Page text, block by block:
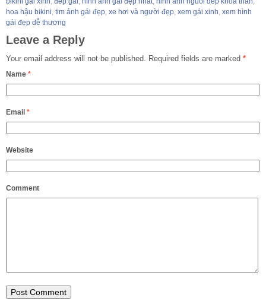
hoa hậu bikini, tim ảnh gái đẹp, xe hơi và người đẹp, xem gái xinh, xem hình
gái đẹp dễ thương
Leave a Reply
Your email address will not be published. Required fields are marked *
Name *
Email *
Website
Comment